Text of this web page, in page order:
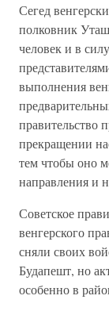
Сегед
полковник
человек и в
выполнения
правительство
прекращении
тем чтобы оно
направления и
Советское
венгерского
сняли своих
Будапешт, но
особенно в